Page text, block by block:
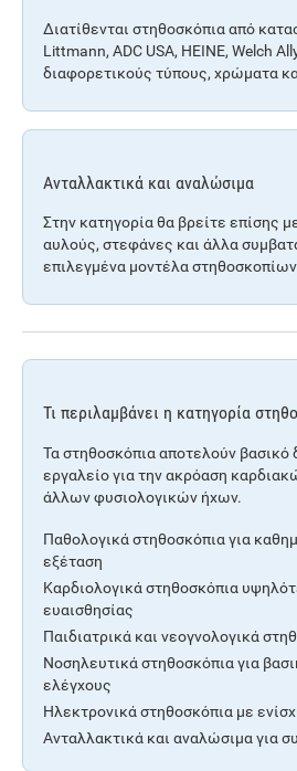
Διατίθενται στηθοσκόπια από
Littmann, ADC USA, HEINE, Welch
διαφορετικούς τύπους, χρώματα
Ανταλλακτικά και αναλώσιμα
Στην κατηγορία θα βρείτε επίσης
αυλούς, στεφάνες και άλλα
επιλεγμένα μοντέλα
Τι περιλαμβάνει η κατηγορία
Τα στηθοσκόπια αποτελούν βασικό
εργαλείο για την ακρόαση
άλλων φυσιολογικών ήχων.
Παθολογικά στηθοσκόπια για
εξέταση
Καρδιολογικά στηθοσκόπια
ευαισθησίας
Παιδιατρικά και νεογνολογικά
Νοσηλευτικά στηθοσκόπια για
ελέγχους
Ηλεκτρονικά στηθοσκόπια με
Ανταλλακτικά και αναλώσιμα για